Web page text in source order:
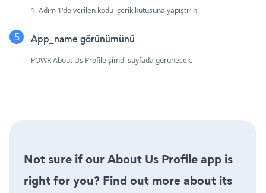
1. Adım 1'de verilen kodu içerik kutusuna yapıştırın.
App_name görünümünü
POWR About Us Profile şimdi sayfada görünecek.
Not sure if our About Us Profile app is
right for you? Find out more about its